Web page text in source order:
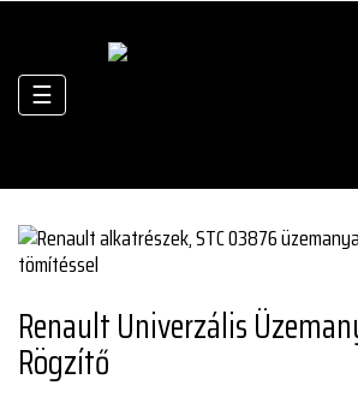
Váltás
a
☰
Renault Univerzális
Rögzítő